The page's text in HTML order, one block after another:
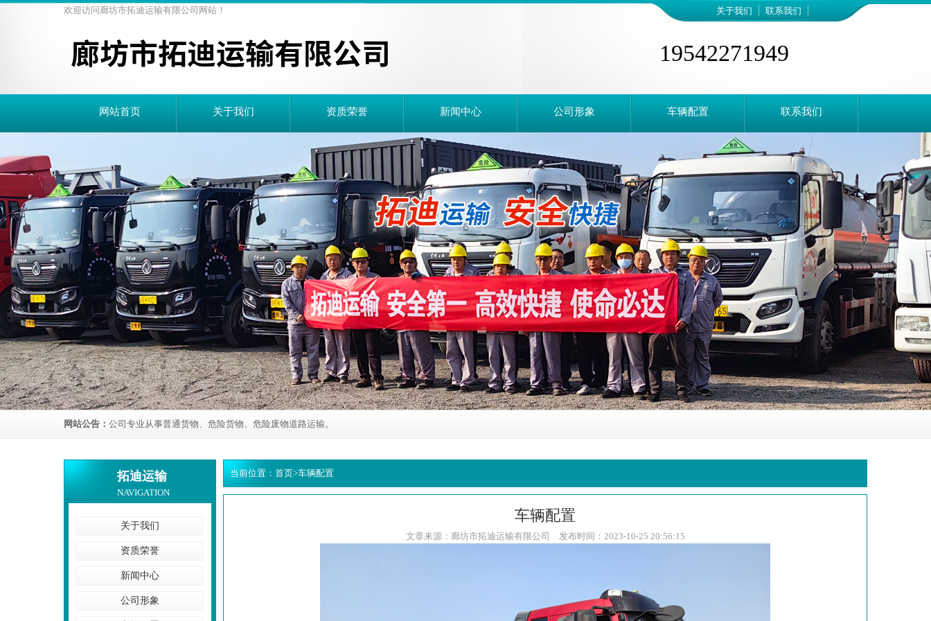
欢迎访问廊坊市拓迪运输有限公司网站！ 关于我们 联系我们
19542271949
网站首页 关于我们 资质荣誉 新闻中心 公司形象 车辆配置 联系我们
网站公告： 公司专业从事普通货物、危险货物、危险废物道路运输。
拓迪运输
NAVIGATION
关于我们
资质荣誉
新闻中心
公司形象
当前位置： 首页>车辆配置
车辆配置
文章来源：廊坊市拓迪运输有限公司 发布时间：2023-10-25 20:56:15